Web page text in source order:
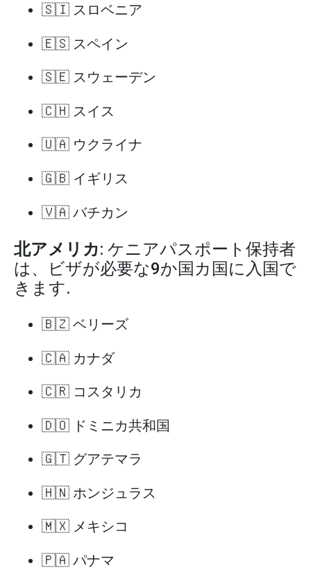
🇸🇮 スロベニア
🇪🇸 スペイン
🇸🇪 スウェーデン
🇨🇭 スイス
🇺🇦 ウクライナ
🇬🇧 イギリス
🇻🇦 バチカン
北アメリカ: ケニアパスポート保持者
は、ビザが必要な9か国カ国に入国で
きます.
🇧🇿 ベリーズ
🇨🇦 カナダ
🇨🇷 コスタリカ
🇩🇴 ドミニカ共和国
🇬🇹 グアテマラ
🇭🇳 ホンジュラス
🇲🇽 メキシコ
🇵🇦 パナマ